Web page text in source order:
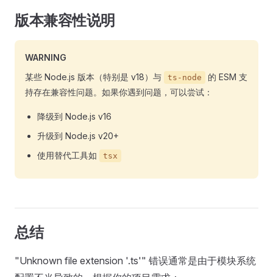
版本兼容性说明
WARNING
某些 Node.js 版本（特别是 v18）与
ts-node
的 ESM 支
持存在兼容性问题。如果你遇到问题，可以尝试：
降级到 Node.js v16
升级到 Node.js v20+
使用替代工具如
tsx
总结
"Unknown file extension '.ts'" 错误通常是由于模块系统